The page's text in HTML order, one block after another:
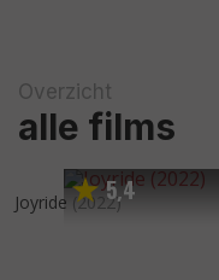
Overzicht
alle films
5,4
Joyride (2022)